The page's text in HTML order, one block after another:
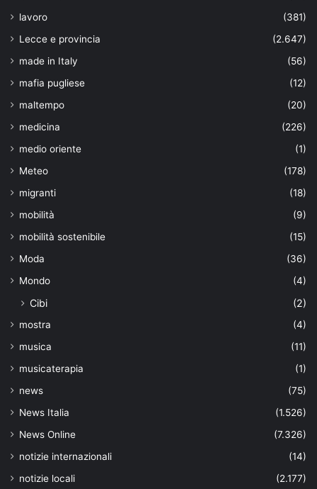
lavoro
(381)
Lecce e provincia
(2.647)
made in Italy
(56)
mafia pugliese
(12)
maltempo
(20)
medicina
(226)
medio oriente
(1)
Meteo
(178)
migranti
(18)
mobilità
(9)
mobilità sostenibile
(15)
Moda
(36)
Mondo
(4)
Cibi (2)
mostra
(4)
musica
(11)
musicaterapia
(1)
news
(75)
News Italia
(1.526)
News Online
(7.326)
notizie internazionali
(14)
notizie locali
(2.177)